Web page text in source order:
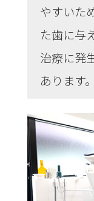
やすいた
た歯に与
治療に発
あります。